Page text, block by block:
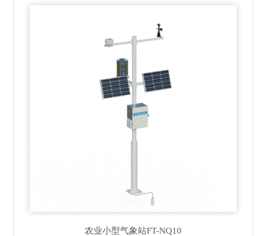
农业小型气象站FT-NQ10